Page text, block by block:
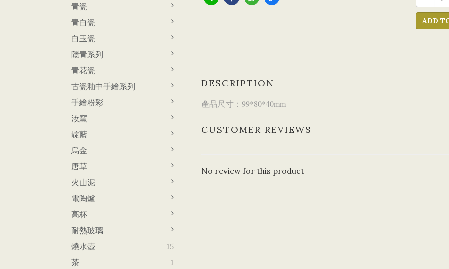
青瓷
青白瓷
白玉瓷
隱青系列
青花瓷
古瓷釉中手繪系列
手繪粉彩
汝窯
靛藍
烏金
唐草
火山泥
電陶爐
高杯
耐熱玻璃
燒水壺
15
茶
1
ADD
DESCRIPTION
產品尺寸：99*80*40mm
CUSTOMER REVIEWS
No review for this product